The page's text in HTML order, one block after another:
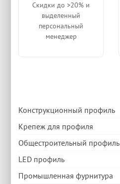
Скидки до >20% и
выделенный
персональный
менеджер
Конструкционный профиль
Крепеж для профиля
Общестроительный профиль
LED профиль
Промышленная фурнитура